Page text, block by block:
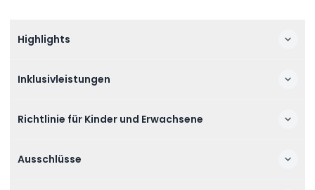
Highlights
Inklusivleistungen
Richtlinie für Kinder und Erwachsene
Ausschlüsse